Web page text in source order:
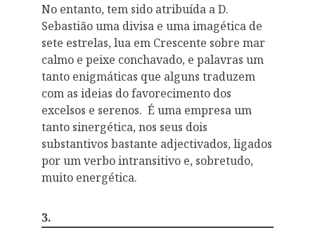
No entanto, tem sido atribuída a D.
Sebastião uma divisa e uma imagética de
sete estrelas, lua em Crescente sobre mar
calmo e peixe conchavado, e palavras um
tanto enigmáticas que alguns traduzem
com as ideias do favorecimento dos
excelsos e serenos. É uma empresa um
tanto sinergética, nos seus dois
substantivos bastante adjectivados, ligados
por um verbo intransitivo e, sobretudo,
muito energética.
3.